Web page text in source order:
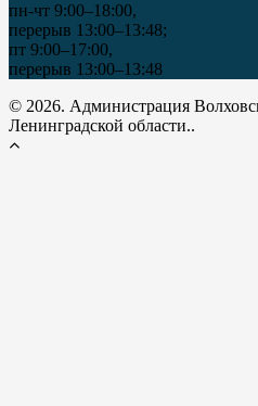
пн-чт 9:00–18:00,
перерыв 13:00–13:48;
пт 9:00–17:00,
перерыв 13:00–13:48
© 2026. Администрация
Ленинградской области..